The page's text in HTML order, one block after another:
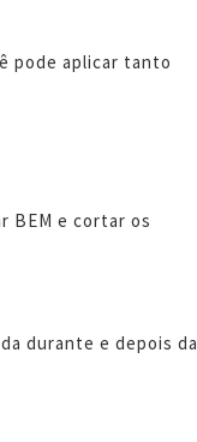
pode aplicar tanto
BEM e cortar os
durante e depois da